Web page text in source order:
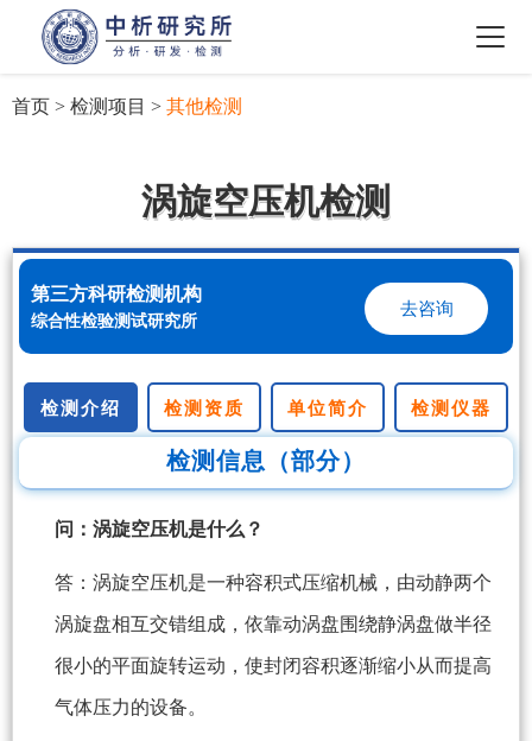
首页 > 检测项目 > 其他检测
涡旋空压机检测
第三方科研检测机构
综合性检验测试研究所
去咨询
检测介绍 检测资质 单位简介 检测仪器
检测信息（部分）
问：涡旋空压机是什么？
答：涡旋空压机是一种容积式压缩机械，由动静两个
涡旋盘相互交错组成，依靠动涡盘围绕静涡盘做半径
很小的平面旋转运动，使封闭容积逐渐缩小从而提高
气体压力的设备。